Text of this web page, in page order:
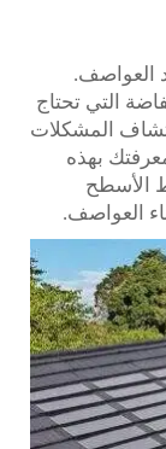
العواصف.
التي تحتاج
المشكلات
بهذه
الأسطح
العواصف.